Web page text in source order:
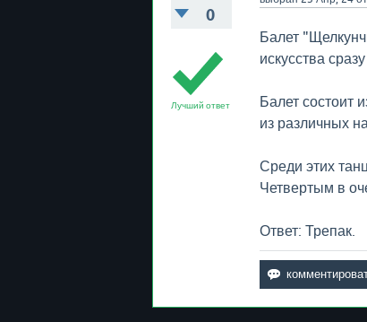
0
Лучший ответ
Балет
искусства
Балет состоит
из различных
Среди этих
Четвертым в
Ответ: Трепак.